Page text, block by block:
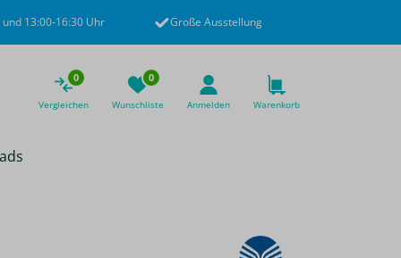
13:00-16:30 Uhr Große Ausstellung
0
Vergleichen
0
Wunschliste Anmelden Warenkorb